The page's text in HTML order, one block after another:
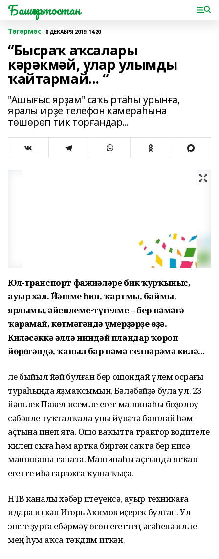
Башҡортостан
Тәгәрмәс 8 ДЕКАБРЯ 2019, 14:20
“Бысраҡ аҡсалары
кәрәкмәй, улар улымды
ҡайтармай... “
"Ашығыс ярҙам" саҡыртаһы урынға,
яралы ирҙе телефон камераһына
төшөрөп тик торғандар...
Юл-транспорт фажиғәләре бик ҡурҡыныс,
ауыр хәл. Йәшме һин, ҡартмы, баймы,
ярлымы, ғәйеплеме-түгелме – бер нәмәгә
ҡарамай, көтмәгәндә ғүмерҙәрҙе өҙә.
Киләсәккә әллә ниндәй пландар ҡороп
йөрөгәндә, ҡапыл бар нәмә селпәрәмә килә...
Әле быйыл йәй булған бер ошондай үлем осрағы
тураһында яҙмаҡсымын. Бәләбәйҙә була ул. 23
йәшлек Павел исемле егет машинаһы боҙолоу
сәбәпле туҡталҡала уны йүнәтә башлай һәм
аҫтына инеп ята. Ошо ваҡытта трактор водителе
килеп сыға һәм артҡа биргән саҡта бер нисә
машинаны тапата. Машинаһы аҫтында ятҡан
егетте иһә гаражға ҡуша ҡыҫа.
НТВ каналы хәбәр итеүенсә, ауыр техникаға
идара иткән Игорь Акимов иҫерек булған. Ул
эште ҙурға ебәрмәү өсөн егеттең әсәһенә илле
мең һум аҡса тәҡдим иткән.